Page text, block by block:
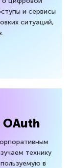
и сервисы
ситуаций,
OAuth
технику
в